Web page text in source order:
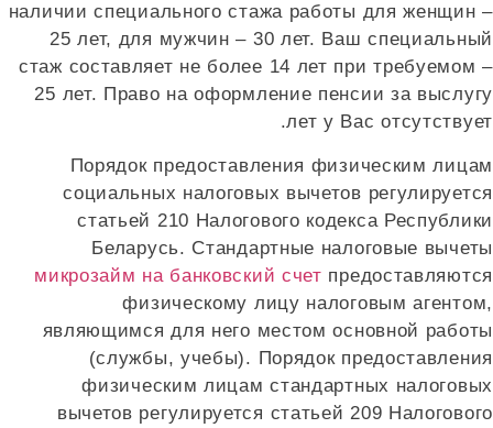
наличии специального стажа работы для женщин
25 лет, для мужчин – 30 лет. Ваш
стаж составляет не более 14 лет при требуемом
25 лет. Право на оформление пенсии за
лет у Вас
Порядок предоставления физическим
социальных налоговых вычетов
статьей 210 Налогового кодекса
Беларусь. Стандартные налоговые
микрозайм на банковский счет
физическому лицу налоговым
являющимся для него местом основной
(службы, учебы). Порядок
физическим лицам стандартных
вычетов регулируется статьей 209